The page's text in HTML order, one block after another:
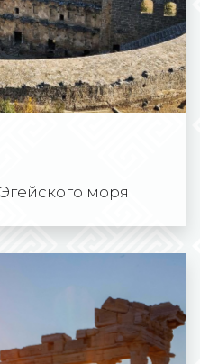
моря